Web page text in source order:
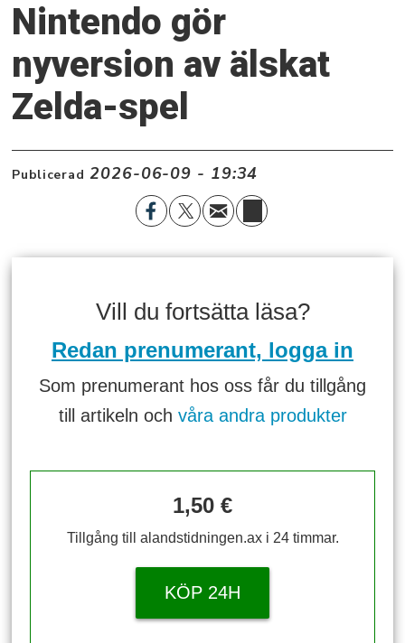
Nintendo gör
nyversion av älskat
Zelda-spel
Publicerad 2026-06-09 - 19:34
Vill du fortsätta läsa?
Redan prenumerant, logga in
Som prenumerant hos oss får du tillgång
till artikeln och våra andra produkter
1,50 €
Tillgång till alandstidningen.ax i 24 timmar.
KÖP 24H